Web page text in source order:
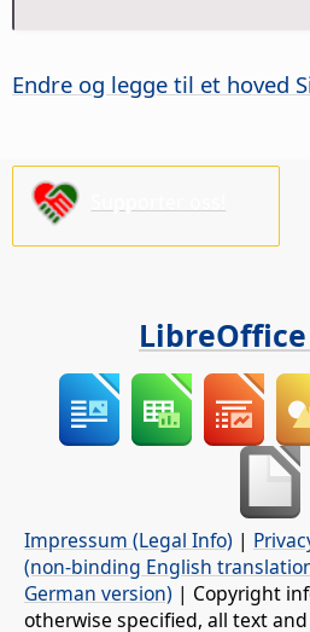
Endre og legge til et hoved
Impressum (Legal Info) |
(non-binding English
German version) | Copyright
otherwise specified, all text